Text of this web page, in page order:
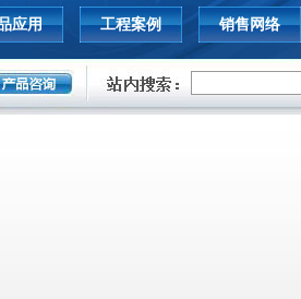
应用 工程案例 销售网络